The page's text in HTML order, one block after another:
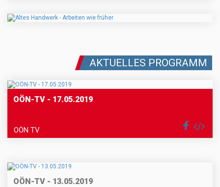
AKTUELLES PROGRAMM
OÖN-TV - 17.05.2019
OÖN TV
OÖN-TV - 13.05.2019